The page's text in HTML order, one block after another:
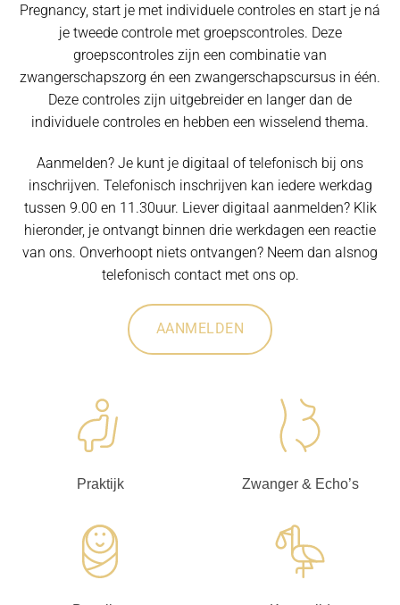
Pregnancy, start je met individuele controles en start je ná
je tweede controle met groepscontroles. Deze
groepscontroles zijn een combinatie van
zwangerschapszorg én een zwangerschapscursus in één.
Deze controles zijn uitgebreider en langer dan de
individuele controles en hebben een wisselend thema.
Aanmelden? Je kunt je digitaal of telefonisch bij ons
inschrijven. Telefonisch inschrijven kan iedere werkdag
tussen 9.00 en 11.30uur. Liever digitaal aanmelden? Klik
hieronder, je ontvangt binnen drie werkdagen een reactie
van ons. Onverhoopt niets ontvangen? Neem dan alsnog
telefonisch contact met ons op.
AANMELDEN
Praktijk Zwanger & Echo’s